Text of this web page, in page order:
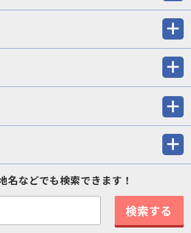
名などでも検索できます！
検索する